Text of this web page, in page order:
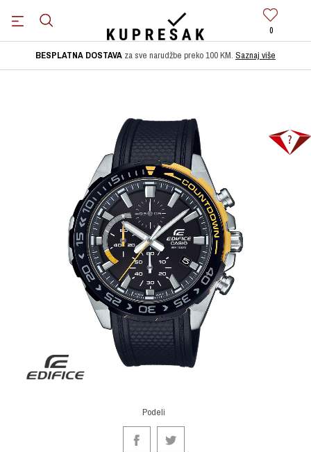
0
BESPLATNA DOSTAVA za sve narudžbe preko 100 KM. Saznaj više
Podeli